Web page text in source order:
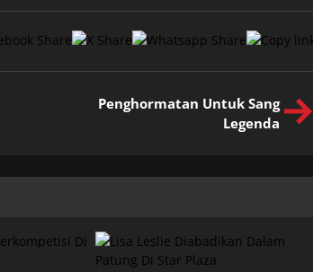
Penghormatan Untuk Sang
Legenda